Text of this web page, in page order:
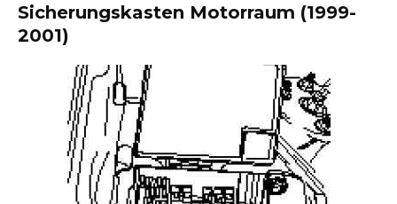
Sicherungskasten Motorraum (1999-
2001)